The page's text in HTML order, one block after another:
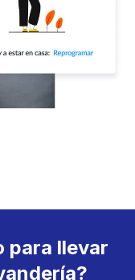
para llevar